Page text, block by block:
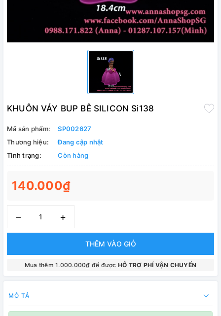
KHUÔN VÁY BUP BÊ SILICON Si138
Mã sản phẩm:
SP002627
Thương hiệu:
Đang cập nhật
Tình trạng:
Còn hàng
140.000₫
– +
THÊM VÀO GIỎ
Mua thêm 1.000.000₫ để được HỖ TRỢ PHÍ VẬN CHUYỂN
MÔ TẢ